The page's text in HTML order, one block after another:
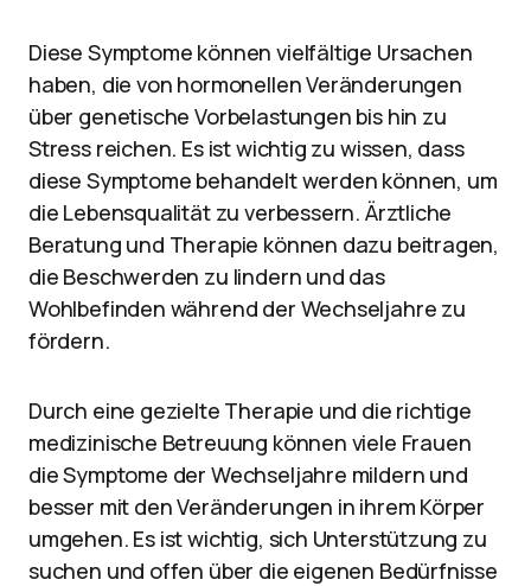
Diese Symptome können vielfältige Ursachen
haben, die von hormonellen Veränderungen
über genetische Vorbelastungen bis hin zu
Stress reichen. Es ist wichtig zu wissen, dass
diese Symptome behandelt werden können, um
die Lebensqualität zu verbessern. Ärztliche
Beratung und Therapie können dazu beitragen,
die Beschwerden zu lindern und das
Wohlbefinden während der Wechseljahre zu
fördern.
Durch eine gezielte Therapie und die richtige
medizinische Betreuung können viele Frauen
die Symptome der Wechseljahre mildern und
besser mit den Veränderungen in ihrem Körper
umgehen. Es ist wichtig, sich Unterstützung zu
suchen und offen über die eigenen Bedürfnisse